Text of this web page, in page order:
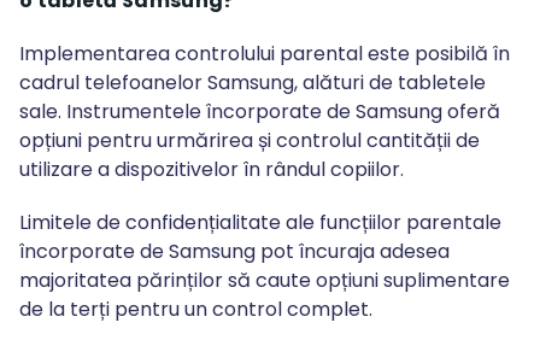
Implementarea controlului parental este posibilă în
cadrul telefoanelor Samsung, alături de tabletele
sale. Instrumentele încorporate de Samsung oferă
opțiuni pentru urmărirea și controlul cantității de
utilizare a dispozitivelor în rândul copiilor.
Limitele de confidențialitate ale funcțiilor parentale
încorporate de Samsung pot încuraja adesea
majoritatea părinților să caute opțiuni suplimentare
de la terți pentru un control complet.